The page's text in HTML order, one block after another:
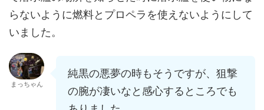
らないように燃料とプロペラを使えないようにして
いました。
まっちゃん
純黒の悪夢の時もそうですが、狙撃
の腕が凄いなと感心するところでも